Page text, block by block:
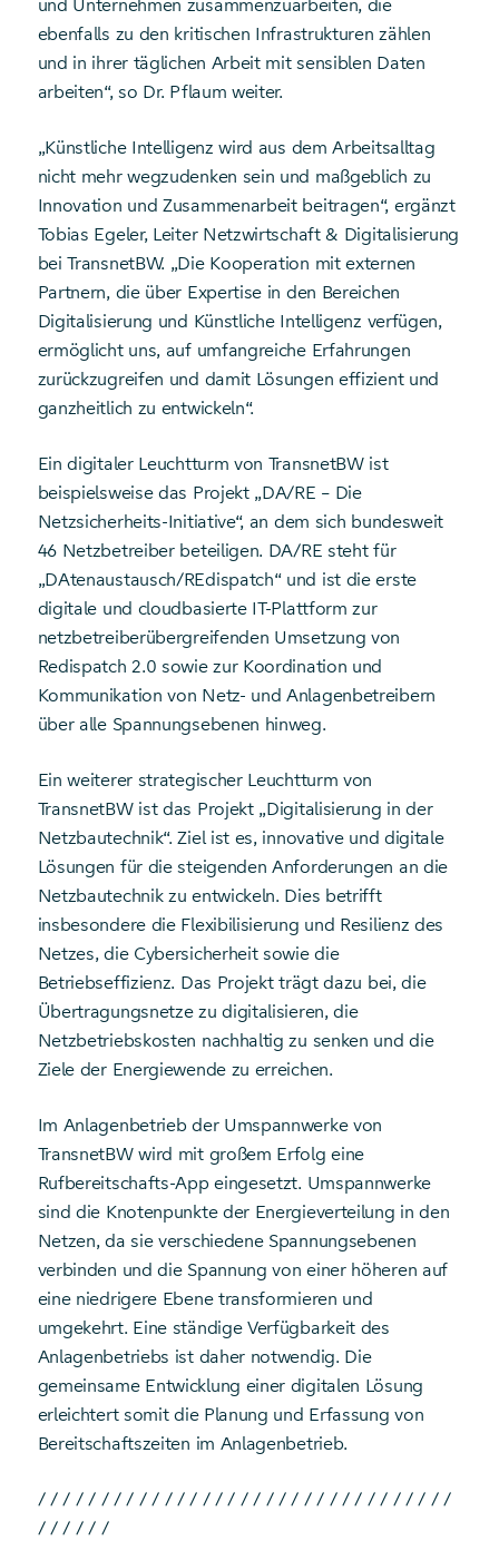
und Unternehmen zusammenzuarbeiten, die
ebenfalls zu den kritischen Infrastrukturen zählen
und in ihrer täglichen Arbeit mit sensiblen Daten
arbeiten“, so Dr. Pflaum weiter.
„Künstliche Intelligenz wird aus dem Arbeitsalltag
nicht mehr wegzudenken sein und maßgeblich zu
Innovation und Zusammenarbeit beitragen“, ergänzt
Tobias Egeler, Leiter Netzwirtschaft & Digitalisierung
bei TransnetBW. „Die Kooperation mit externen
Partnern, die über Expertise in den Bereichen
Digitalisierung und Künstliche Intelligenz verfügen,
ermöglicht uns, auf umfangreiche Erfahrungen
zurückzugreifen und damit Lösungen effizient und
ganzheitlich zu entwickeln“.
Ein digitaler Leuchtturm von TransnetBW ist
beispielsweise das Projekt „DA/RE – Die
Netzsicherheits-Initiative“, an dem sich bundesweit
46 Netzbetreiber beteiligen. DA/RE steht für
„DAtenaustausch/REdispatch“ und ist die erste
digitale und cloudbasierte IT-Plattform zur
netzbetreiberübergreifenden Umsetzung von
Redispatch 2.0 sowie zur Koordination und
Kommunikation von Netz- und Anlagenbetreibern
über alle Spannungsebenen hinweg.
Ein weiterer strategischer Leuchtturm von
TransnetBW ist das Projekt „Digitalisierung in der
Netzbautechnik“. Ziel ist es, innovative und digitale
Lösungen für die steigenden Anforderungen an die
Netzbautechnik zu entwickeln. Dies betrifft
insbesondere die Flexibilisierung und Resilienz des
Netzes, die Cybersicherheit sowie die
Betriebseffizienz. Das Projekt trägt dazu bei, die
Übertragungsnetze zu digitalisieren, die
Netzbetriebskosten nachhaltig zu senken und die
Ziele der Energiewende zu erreichen.
Im Anlagenbetrieb der Umspannwerke von
TransnetBW wird mit großem Erfolg eine
Rufbereitschafts-App eingesetzt. Umspannwerke
sind die Knotenpunkte der Energieverteilung in den
Netzen, da sie verschiedene Spannungsebenen
verbinden und die Spannung von einer höheren auf
eine niedrigere Ebene transformieren und
umgekehrt. Eine ständige Verfügbarkeit des
Anlagenbetriebs ist daher notwendig. Die
gemeinsame Entwicklung einer digitalen Lösung
erleichtert somit die Planung und Erfassung von
Bereitschaftszeiten im Anlagenbetrieb.
/ / / / / / / / / / / / / / / / / / / / / / / / / / / / / / / / /
/ / / / / /